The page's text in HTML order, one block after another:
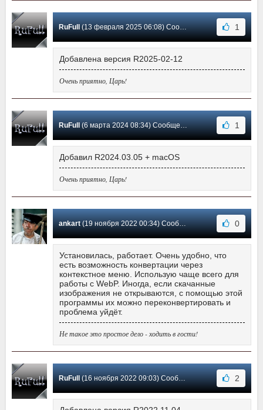
RuFull (13 февраля 2025 06:08) Сообщение #4 1
Добавлена версия R2025-02-12
Очень приятно, Царь!
RuFull (6 марта 2024 08:34) Сообщение #3 1
Добавил R2024.03.05 + macOS
Очень приятно, Царь!
ankart(19 ноября 2022 00:34) Сообщение #2 0
Установилась, работает. Очень удобно, что
есть возможность конвертации через
контекстное меню. Использую чаще всего для
работы с WebP. Иногда, если скачанные
изображения не открываются, с помощью этой
программы их можно переконвертировать и
проблема уйдёт.
Не такое это простое дело - ходить в гости!
RuFull (16 ноября 2022 09:03) Сообщение #1 2